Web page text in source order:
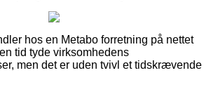
hos en Metabo forretning på nettet
tid tyde virksomhedens
men det er uden tvivl et tidskrævende